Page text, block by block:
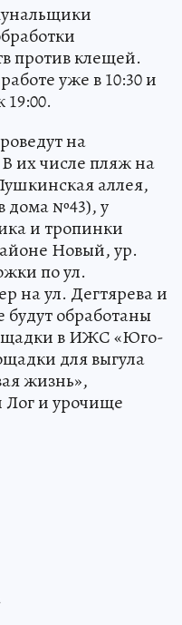
против клещей.
уже в 10:30 и
на
их числе пляж на
аллея,
дома №43), у
и тропинки
Новый, ур.
по ул.
на ул. Дегтярева и
обработаны
в ИЖС «Юго-
для выгула
жизнь»,
и урочище